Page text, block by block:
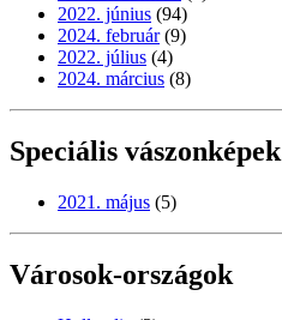
2022. június (94)
2024. február (9)
2022. július (4)
2024. március (8)
Speciális vászonképek
2021. május (5)
Városok-országok